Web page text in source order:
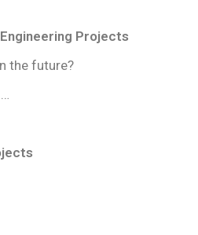
Projects
the future?